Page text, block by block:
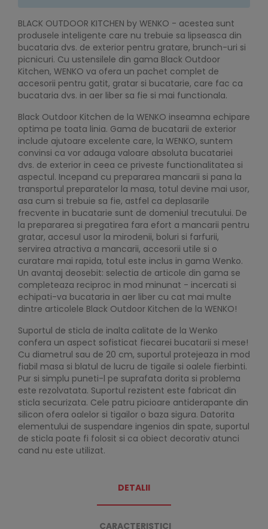
BLACK OUTDOOR KITCHEN by WENKO - acestea sunt
produsele inteligente care nu trebuie sa lipseasca din
bucataria dvs. de exterior pentru gratare, brunch-uri si
picnicuri. Cu ustensilele din gama Black Outdoor
Kitchen, WENKO va ofera un pachet complet de
accesorii pentru gatit, gratar si bucatarie, care fac ca
bucataria dvs. in aer liber sa fie si mai functionala.
Black Outdoor Kitchen de la WENKO inseamna echipare
optima pe toata linia. Gama de bucatarii de exterior
include ajutoare excelente care, la WENKO, suntem
convinsi ca vor adauga valoare absoluta bucatariei
dvs. de exterior in ceea ce priveste functionalitatea si
aspectul. Incepand cu prepararea mancarii si pana la
transportul preparatelor la masa, totul devine mai usor,
asa cum si trebuie sa fie, astfel ca deplasarile
frecvente in bucatarie sunt de domeniul trecutului. De
la prepararea si pregatirea fara efort a mancarii pentru
gratar, accesul usor la mirodenii, boluri si farfurii,
servirea atractiva a mancarii, accesorii utile si o
curatare mai rapida, totul este inclus in gama Wenko.
Un avantaj deosebit: selectia de articole din gama se
completeaza reciproc in mod minunat - incercati si
echipati-va bucataria in aer liber cu cat mai multe
dintre articolele Black Outdoor Kitchen de la WENKO!
Suportul de sticla de inalta calitate de la Wenko
confera un aspect sofisticat fiecarei bucatarii si mese!
Cu diametrul sau de 20 cm, suportul protejeaza in mod
fiabil masa si blatul de lucru de tigaile si oalele fierbinti.
Pur si simplu puneti-l pe suprafata dorita si problema
este rezolvatata. Suportul rezistent este fabricat din
sticla securizata. Cele patru picioare antiderapante din
silicon ofera oalelor si tigailor o baza sigura. Datorita
elementului de suspendare ingenios din spate, suportul
de sticla poate fi folosit si ca obiect decorativ atunci
cand nu este utilizat.
DETALII
CARACTERISTICI